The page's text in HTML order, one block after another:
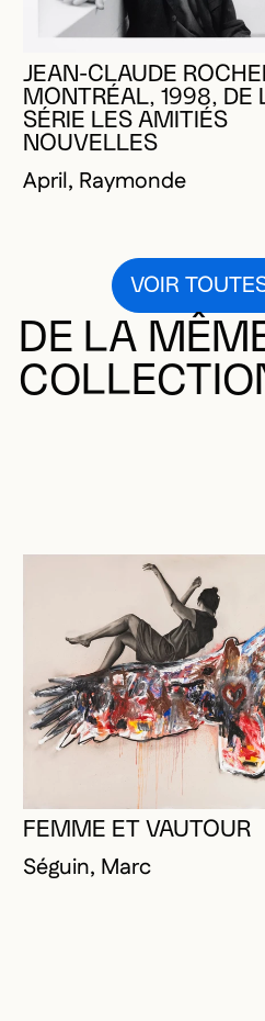
JEAN-CLAUDE
MONTRÉAL, 1998, DE
SÉRIE LES AMITIÉS
NOUVELLES
April, Raymonde
VOIR
DE LA
FEMME ET VAUTOUR
Séguin, Marc